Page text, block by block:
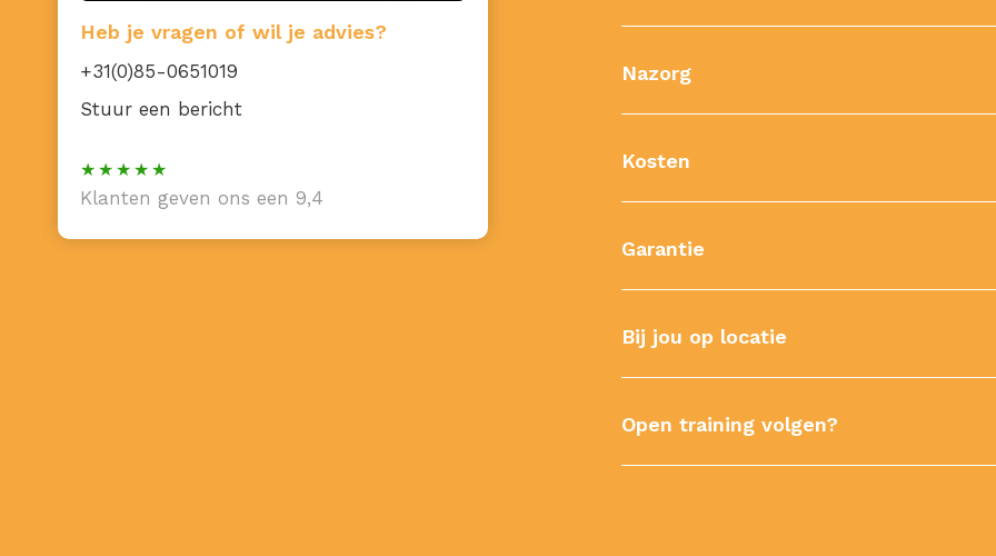
Nazorg
Kosten
Garantie
Bij jou op locatie
Open training volgen?
Heb je vragen of wil je advies?
+31(0)85-0651019
Stuur een bericht
Klanten geven ons een 9,4